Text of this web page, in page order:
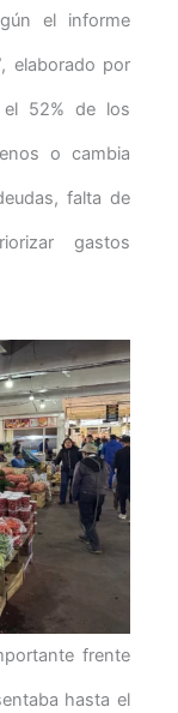
el informe
elaborado por
el 52% de los
o cambia
falta de
gastos
frente
hasta el